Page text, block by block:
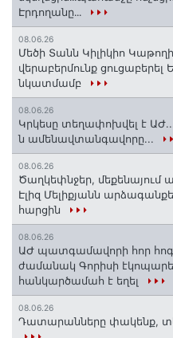
Էրդողանը․․․
08.06.26
Մեծի Տանն Կիլիկիո
վերաբերմունք
նկատմամբ
08.06.26
Կրկեսը տեղափոխվել է
ն ամենավտանգավորը...
08.06.26
Ծաղկեփնջեր, մեքենայում
Էլիզ Մելիքյանն
հարցին
08.06.26
ԱԺ պատգամավորի հոր
ժամանակ Գորիսի
հանկարծամահ է եղել
08.06.26
Դատարանները փակենք,